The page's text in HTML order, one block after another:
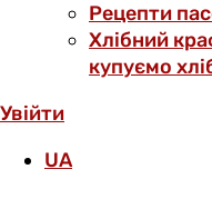
Рецепти
Хлібний
купуємо
Увійти
UA